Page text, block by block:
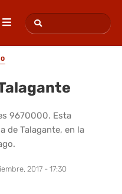
9670000. Esta
de Talagante, en la
2017 - 17:30